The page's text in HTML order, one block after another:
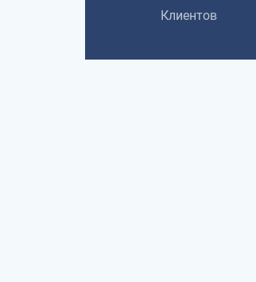
Клиентов